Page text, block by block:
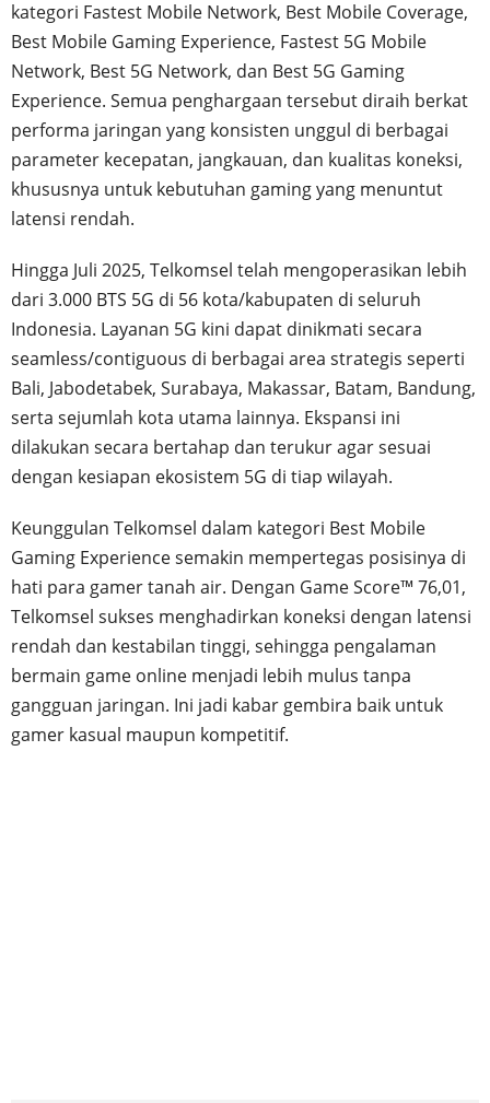
kategori Fastest Mobile Network, Best Mobile Coverage,
Best Mobile Gaming Experience, Fastest 5G Mobile
Network, Best 5G Network, dan Best 5G Gaming
Experience. Semua penghargaan tersebut diraih berkat
performa jaringan yang konsisten unggul di berbagai
parameter kecepatan, jangkauan, dan kualitas koneksi,
khususnya untuk kebutuhan gaming yang menuntut
latensi rendah.
Hingga Juli 2025, Telkomsel telah mengoperasikan lebih
dari 3.000 BTS 5G di 56 kota/kabupaten di seluruh
Indonesia. Layanan 5G kini dapat dinikmati secara
seamless/contiguous di berbagai area strategis seperti
Bali, Jabodetabek, Surabaya, Makassar, Batam, Bandung,
serta sejumlah kota utama lainnya. Ekspansi ini
dilakukan secara bertahap dan terukur agar sesuai
dengan kesiapan ekosistem 5G di tiap wilayah.
Keunggulan Telkomsel dalam kategori Best Mobile
Gaming Experience semakin mempertegas posisinya di
hati para gamer tanah air. Dengan Game Score™ 76,01,
Telkomsel sukses menghadirkan koneksi dengan latensi
rendah dan kestabilan tinggi, sehingga pengalaman
bermain game online menjadi lebih mulus tanpa
gangguan jaringan. Ini jadi kabar gembira baik untuk
gamer kasual maupun kompetitif.